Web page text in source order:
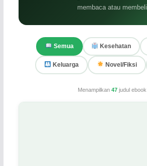
membaca atau membeli
Semua Kesehatan
Keluarga Novel/Fiksi
Menampilkan47 judul ebook